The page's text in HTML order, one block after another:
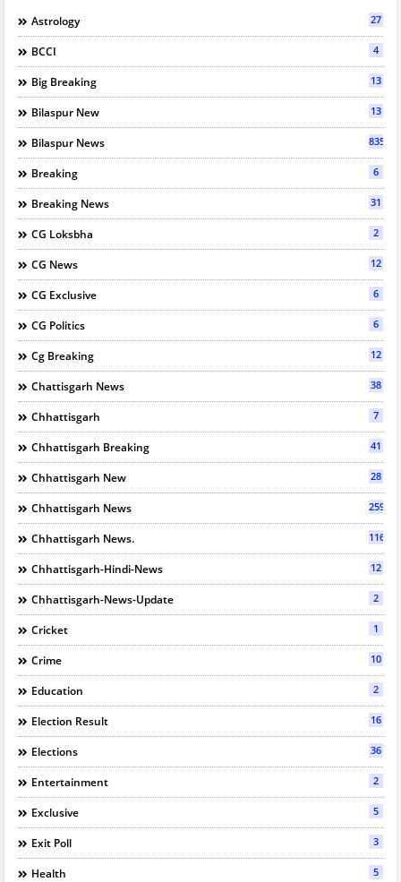
Astrology 27
BCCI 4
Big Breaking 13
Bilaspur New 13
Bilaspur News 835
Breaking 6
Breaking News 31
CG Loksbha 2
CG News 12
CG Exclusive 6
CG Politics 6
Cg Breaking 12
Chattisgarh News 38
Chhattisgarh 7
Chhattisgarh Breaking 41
Chhattisgarh New 28
Chhattisgarh News 2597
Chhattisgarh News. 116
Chhattisgarh-Hindi-News 12
Chhattisgarh-News-Update 2
Cricket 1
Crime 10
Education 2
Election Result 16
Elections 36
Entertainment 2
Exclusive 5
Exit Poll 3
Health 5